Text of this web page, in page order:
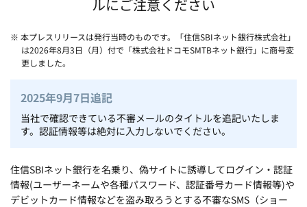
ルにご注意ください
※ 本プレスリリースは発行当時のものです。「住信SBIネット銀行株式会社」
は2026年8月3日（月）付で「株式会社ドコモSMTBネット銀行」に商号変
更しました。
2025年9月7日追記
当社で確認できている不審メールのタイトルを追記いたしま
す。認証情報等は絶対に入力しないでください。
住信SBIネット銀行を名乗り、偽サイトに誘導してログイン・認証
情報(ユーザーネームや各種パスワード、認証番号カード情報等)や
デビットカード情報などを盗み取ろうとする不審なSMS（ショー